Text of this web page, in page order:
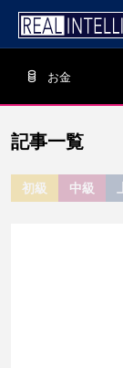
お金
記事一覧
初級 中級